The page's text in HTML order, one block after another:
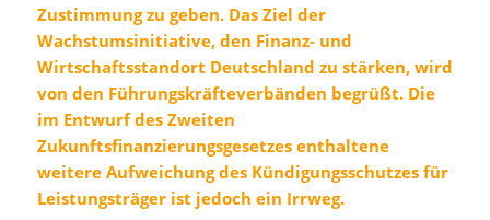
Zustimmung zu geben. Das Ziel der
Wachstumsinitiative, den Finanz- und
Wirtschaftsstandort Deutschland zu stärken, wird
von den Führungskräfteverbänden begrüßt. Die
im Entwurf des Zweiten
Zukunftsfinanzierungsgesetzes enthaltene
weitere Aufweichung des Kündigungsschutzes für
Leistungsträger ist jedoch ein Irrweg.